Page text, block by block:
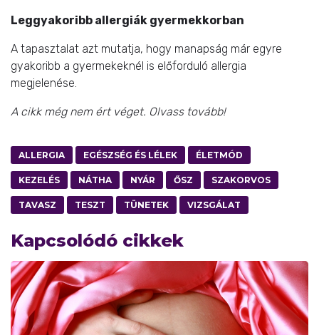
Leggyakoribb allergiák gyermekkorban
A tapasztalat azt mutatja, hogy manapság már egyre
gyakoribb a gyermekeknél is előforduló allergia
megjelenése.
A cikk még nem ért véget. Olvass tovább!
ALLERGIA EGÉSZSÉG ÉS LÉLEK ÉLETMÓD
KEZELÉS NÁTHA NYÁR ŐSZ SZAKORVOS
TAVASZ TESZT TÜNETEK VIZSGÁLAT
Kapcsolódó cikkek